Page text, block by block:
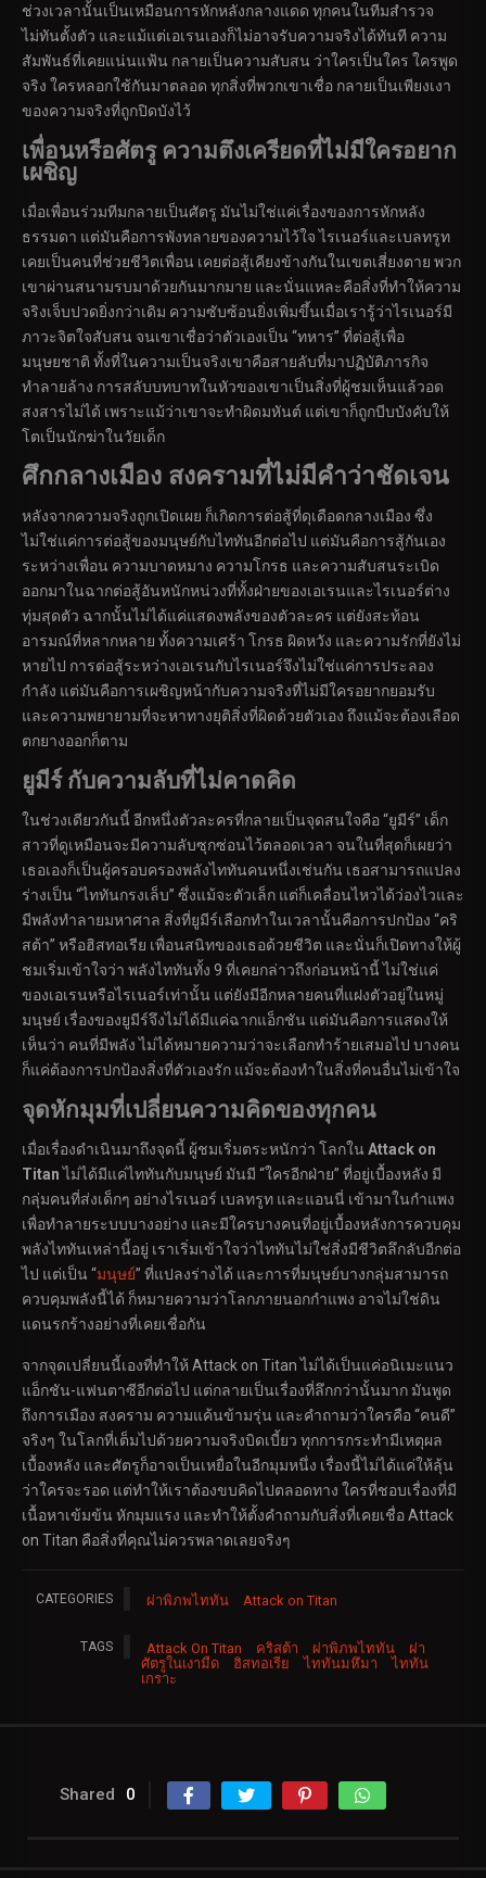
ช่วงเวลานั้นเป็นเหมือนการหักหลังกลางแดด ทุกคนในทีมสำรวจ
ไม่ทันตั้งตัว และแม้แต่เอเรนเองก็ไม่อาจรับความจริงได้ทันที ความ
สัมพันธ์ที่เคยแน่นแฟ้น กลายเป็นความสับสน ว่าใครเป็นใคร ใครพูด
จริง ใครหลอกใช้กันมาตลอด ทุกสิ่งที่พวกเขาเชื่อ กลายเป็นเพียงเงา
ของความจริงที่ถูกปิดบังไว้
เพื่อนหรือศัตรู ความตึงเครียดที่ไม่มีใครอยาก
เผชิญ
เมื่อเพื่อนร่วมทีมกลายเป็นศัตรู มันไม่ใช่แค่เรื่องของการหักหลัง
ธรรมดา แต่มันคือการพังทลายของความไว้ใจ ไรเนอร์และเบลทรูท
เคยเป็นคนที่ช่วยชีวิตเพื่อน เคยต่อสู้เคียงข้างกันในเขตเสี่ยงตาย พวก
เขาผ่านสนามรบมาด้วยกันมากมาย และนั่นแหละคือสิ่งที่ทำให้ความ
จริงเจ็บปวดยิ่งกว่าเดิม ความซับซ้อนยิ่งเพิ่มขึ้นเมื่อเรารู้ว่าไรเนอร์มี
ภาวะจิตใจสับสน จนเขาเชื่อว่าตัวเองเป็น “ทหาร” ที่ต่อสู้เพื่อ
มนุษยชาติ ทั้งที่ในความเป็นจริงเขาคือสายลับที่มาปฏิบัติภารกิจ
ทำลายล้าง การสลับบทบาทในหัวของเขาเป็นสิ่งที่ผู้ชมเห็นแล้วอด
สงสารไม่ได้ เพราะแม้ว่าเขาจะทำผิดมหันต์ แต่เขาก็ถูกบีบบังคับให้
โตเป็นนักฆ่าในวัยเด็ก
ศึกกลางเมือง สงครามที่ไม่มีคำว่าชัดเจน
หลังจากความจริงถูกเปิดเผย ก็เกิดการต่อสู้ที่ดุเดือดกลางเมือง ซึ่ง
ไม่ใช่แค่การต่อสู้ของมนุษย์กับไททันอีกต่อไป แต่มันคือการสู้กันเอง
ระหว่างเพื่อน ความบาดหมาง ความโกรธ และความสับสนระเบิด
ออกมาในฉากต่อสู้อันหนักหน่วงที่ทั้งฝ่ายของเอเรนและไรเนอร์ต่าง
ทุ่มสุดตัว ฉากนั้นไม่ได้แค่แสดงพลังของตัวละคร แต่ยังสะท้อน
อารมณ์ที่หลากหลาย ทั้งความเศร้า โกรธ ผิดหวัง และความรักที่ยังไม่
หายไป การต่อสู้ระหว่างเอเรนกับไรเนอร์จึงไม่ใช่แค่การประลอง
กำลัง แต่มันคือการเผชิญหน้ากับความจริงที่ไม่มีใครอยากยอมรับ
และความพยายามที่จะหาทางยุติสิ่งที่ผิดด้วยตัวเอง ถึงแม้จะต้องเลือด
ตกยางออกก็ตาม
ยูมีร์ กับความลับที่ไม่คาดคิด
ในช่วงเดียวกันนี้ อีกหนึ่งตัวละครที่กลายเป็นจุดสนใจคือ “ยูมีร์” เด็ก
สาวที่ดูเหมือนจะมีความลับซุกซ่อนไว้ตลอดเวลา จนในที่สุดก็เผยว่า
เธอเองก็เป็นผู้ครอบครองพลังไททันคนหนึ่งเช่นกัน เธอสามารถแปลง
ร่างเป็น “ไททันกรงเล็บ” ซึ่งแม้จะตัวเล็ก แต่ก็เคลื่อนไหวได้ว่องไวและ
มีพลังทำลายมหาศาล สิ่งที่ยูมีร์เลือกทำในเวลานั้นคือการปกป้อง “คริ
สต้า” หรือฮิสทอเรีย เพื่อนสนิทของเธอด้วยชีวิต และนั่นก็เปิดทางให้ผู้
ชมเริ่มเข้าใจว่า พลังไททันทั้ง 9 ที่เคยกล่าวถึงก่อนหน้านี้ ไม่ใช่แค่
ของเอเรนหรือไรเนอร์เท่านั้น แต่ยังมีอีกหลายคนที่แฝงตัวอยู่ในหมู่
มนุษย์ เรื่องของยูมีร์จึงไม่ได้มีแค่ฉากแอ็กชัน แต่มันคือการแสดงให้
เห็นว่า คนที่มีพลัง ไม่ได้หมายความว่าจะเลือกทำร้ายเสมอไป บางคน
ก็แค่ต้องการปกป้องสิ่งที่ตัวเองรัก แม้จะต้องทำในสิ่งที่คนอื่นไม่เข้าใจ
จุดหักมุมที่เปลี่ยนความคิดของทุกคน
เมื่อเรื่องดำเนินมาถึงจุดนี้ ผู้ชมเริ่มตระหนักว่า โลกใน Attack on
Titanไม่ได้มีแค่ไททันกับมนุษย์ มันมี “ใครอีกฝ่าย” ที่อยู่เบื้องหลัง มี
กลุ่มคนที่ส่งเด็กๆ อย่างไรเนอร์ เบลทรูท และแอนนี่ เข้ามาในกำแพง
เพื่อทำลายระบบบางอย่าง และมีใครบางคนที่อยู่เบื้องหลังการควบคุม
พลังไททันเหล่านี้อยู่ เราเริ่มเข้าใจว่าไททันไม่ใช่สิ่งมีชีวิตลึกลับอีกต่อ
ไป แต่เป็น “มนุษย์” ที่แปลงร่างได้ และการที่มนุษย์บางกลุ่มสามารถ
ควบคุมพลังนี้ได้ ก็หมายความว่าโลกภายนอกกำแพง อาจไม่ใช่ดิน
แดนรกร้างอย่างที่เคยเชื่อกัน
จากจุดเปลี่ยนนี้เองที่ทำให้ Attack on Titan ไม่ได้เป็นแค่อนิเมะแนว
แอ็กชัน-แฟนตาซีอีกต่อไป แต่กลายเป็นเรื่องที่ลึกกว่านั้นมาก มันพูด
ถึงการเมือง สงคราม ความแค้นข้ามรุ่น และคำถามว่าใครคือ “คนดี”
จริงๆ ในโลกที่เต็มไปด้วยความจริงบิดเบี้ยว ทุกการกระทำมีเหตุผล
เบื้องหลัง และศัตรูก็อาจเป็นเหยื่อในอีกมุมหนึ่ง เรื่องนี้ไม่ได้แค่ให้ลุ้น
ว่าใครจะรอด แต่ทำให้เราต้องขบคิดไปตลอดทาง ใครที่ชอบเรื่องที่มี
เนื้อหาเข้มข้น หักมุมแรง และทำให้ตั้งคำถามกับสิ่งที่เคยเชื่อ Attack
on Titan คือสิ่งที่คุณไม่ควรพลาดเลยจริงๆ
CATEGORIES ผ่าพิภพไททัน Attack on Titan
TAGS Attack On Titan คริสต้า ผ่าพิภพไททัน
ผ่า
ศัตรูในเงามืด
ฮิสทอเรีย ไททันมหึมา
ไททัน
เกราะ
Shared 0